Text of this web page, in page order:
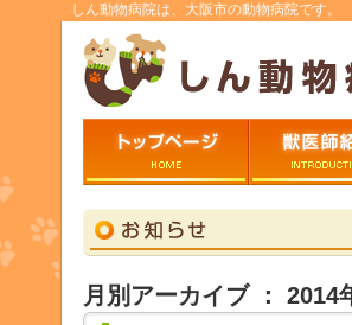
しん動物病院は、大阪市の動物病院です。
月別アーカイブ ： 2014